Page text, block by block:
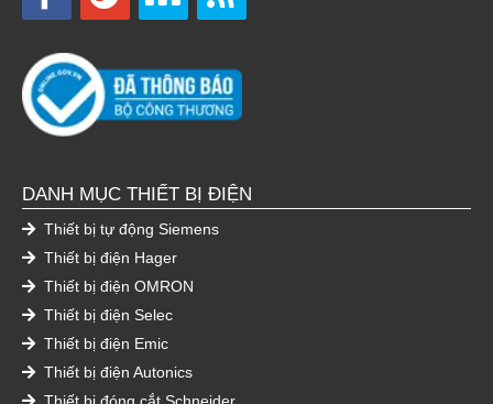
DANH MỤC THIẾT BỊ ĐIỆN
Thiết bị tự động Siemens
Thiết bị điện Hager
Thiết bị điện OMRON
Thiết bị điện Selec
Thiết bị điện Emic
Thiết bị điện Autonics
Thiết bị đóng cắt Schneider